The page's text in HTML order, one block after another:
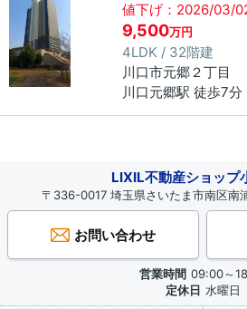
値下げ：2026/03/
9,500万円
4LDK / 32階建
川口市元郷２丁目
川口元郷駅 徒歩7分
LIXIL不動産ショップ
〒336-0017 埼玉県さいたま市南区南
お問い合わせ
営業時間 09:00～
定休日 水曜日